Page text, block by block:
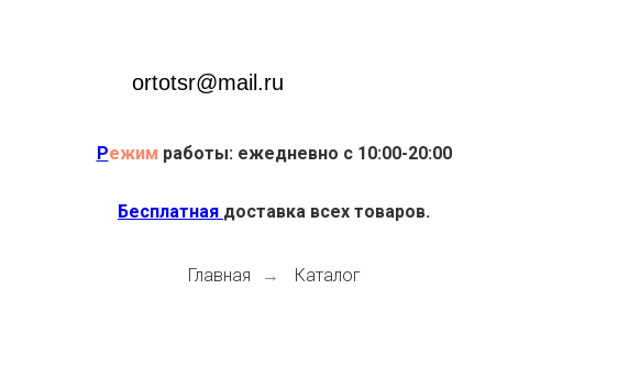
ortotsr@mail.ru
Режим работы: ежедневно с 10:00-20:00
Бесплатная доставка всех товаров.
Главная → Каталог